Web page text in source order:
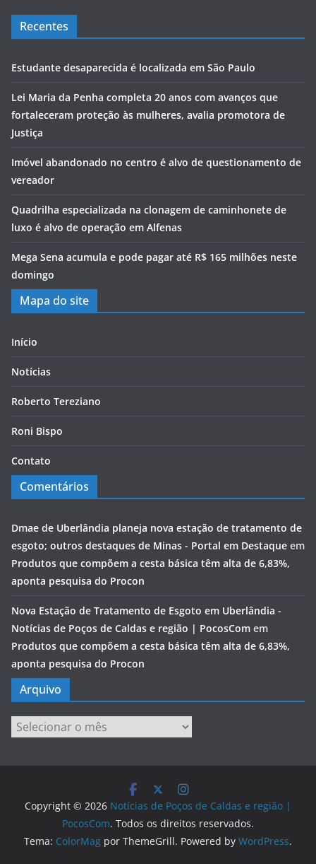
Recentes
Estudante desaparecida é localizada em São Paulo
Lei Maria da Penha completa 20 anos com avanços que
fortaleceram proteção às mulheres, avalia promotora de
Justiça
Imóvel abandonado no centro é alvo de questionamento de
vereador
Quadrilha especializada na clonagem de caminhonete de
luxo é alvo de operação em Alfenas
Mega Sena acumula e pode pagar até R$ 165 milhões neste
domingo
Mapa do site
Início
Notícias
Roberto Tereziano
Roni Bispo
Contato
Comentários
Dmae de Uberlândia planeja nova estação de tratamento de
esgoto; outros destaques de Minas - Portal em Destaque em
Produtos que compõem a cesta básica têm alta de 6,83%,
aponta pesquisa do Procon
Nova Estação de Tratamento de Esgoto em Uberlândia -
Notícias de Poços de Caldas e região | PocosCom em
Produtos que compõem a cesta básica têm alta de 6,83%,
aponta pesquisa do Procon
Arquivo
Arquivo
Copyright © 2026 Notícias de Poços de Caldas e região |
PocosCom. Todos os direitos reservados.
Tema: ColorMag por ThemeGrill. Powered by WordPress.